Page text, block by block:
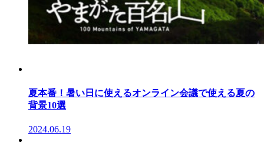
夏本番！暑い日に使えるオンライン会議で使える夏の
背景10選
2024.06.19